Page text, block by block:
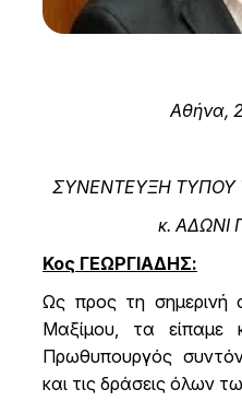
Αθήνα,
ΣΥΝΕΝΤΕΥΞΗ ΤΥΠΟΥ
κ. ΑΔΩΝΙ
Κος ΓΕΩΡΓΙΑΔΗΣ:
Ως προς τη σημερινή
Μαξίμου, τα είπαμε
Πρωθυπουργός
και τις δράσεις όλων